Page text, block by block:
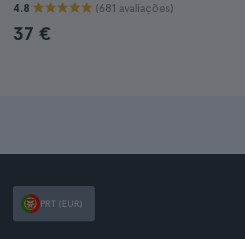
4.8 (681 avaliações)
37 €
PRT (EUR)